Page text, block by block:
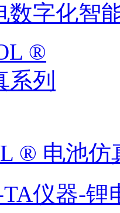
数字化智
® 电池仿